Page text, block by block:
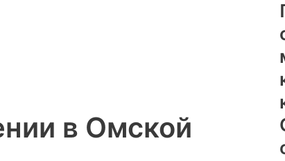
в Омской